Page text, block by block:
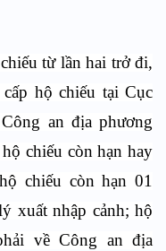
từ lần hai trở đi,
hộ chiếu tại Cục
an địa phương
chiếu còn hạn hay
chiếu còn hạn 01
xuất nhập cảnh; hộ
về Công an địa